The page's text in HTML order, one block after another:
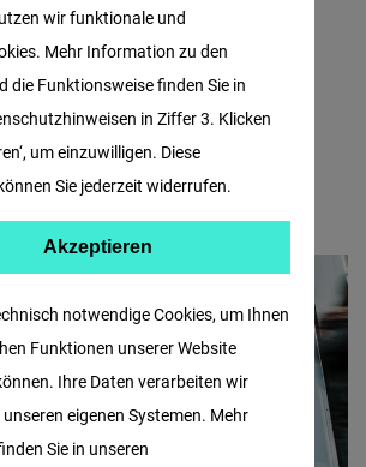
den Hochschulen
Minuten
notwendige Cookies, um Ihnen
Funktionen unserer Website
Ihre Daten verarbeiten wir
eigenen Systemen. Mehr
Sie in unseren
wir funktionale und
Mehr Information zu den
die Funktionsweise finden Sie in
in Ziffer 3. Klicken
um einzuwilligen. Diese
Sie jederzeit widerrufen.
Akzeptieren